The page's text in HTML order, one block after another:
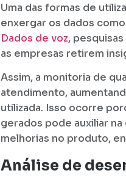
Uma das formas de
enxergar os dados
Dados de voz,
as empresas retirem
Assim, a monitoria de
atendimento,
utilizada. Isso ocorre
gerados pode auxiliar
melhorias no produto,
Análise de